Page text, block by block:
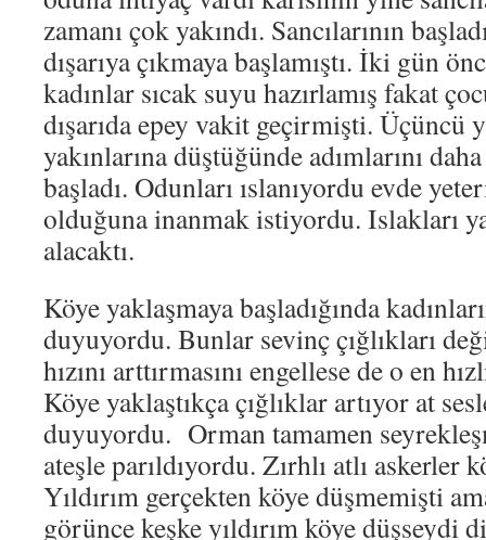
zamanı çok yakındı. Sancılarının
dışarıya çıkmaya başlamıştı. İki gün
kadınlar sıcak suyu hazırlamış fakat
dışarıda epey vakit geçirmişti. Üçüncü
yakınlarına düştüğünde adımlarını
başladı. Odunları ıslanıyordu evde
olduğuna inanmak istiyordu. Islakları
alacaktı.
Köye yaklaşmaya başladığında
duyuyordu. Bunlar sevinç çığlıkları
hızını arttırmasını engellese de o en
Köye yaklaştıkça çığlıklar artıyor at
duyuyordu. Orman tamamen
ateşle parıldıyordu. Zırhlı atlı
Yıldırım gerçekten köye düşmemişti
görünce keşke yıldırım köye düşseydi